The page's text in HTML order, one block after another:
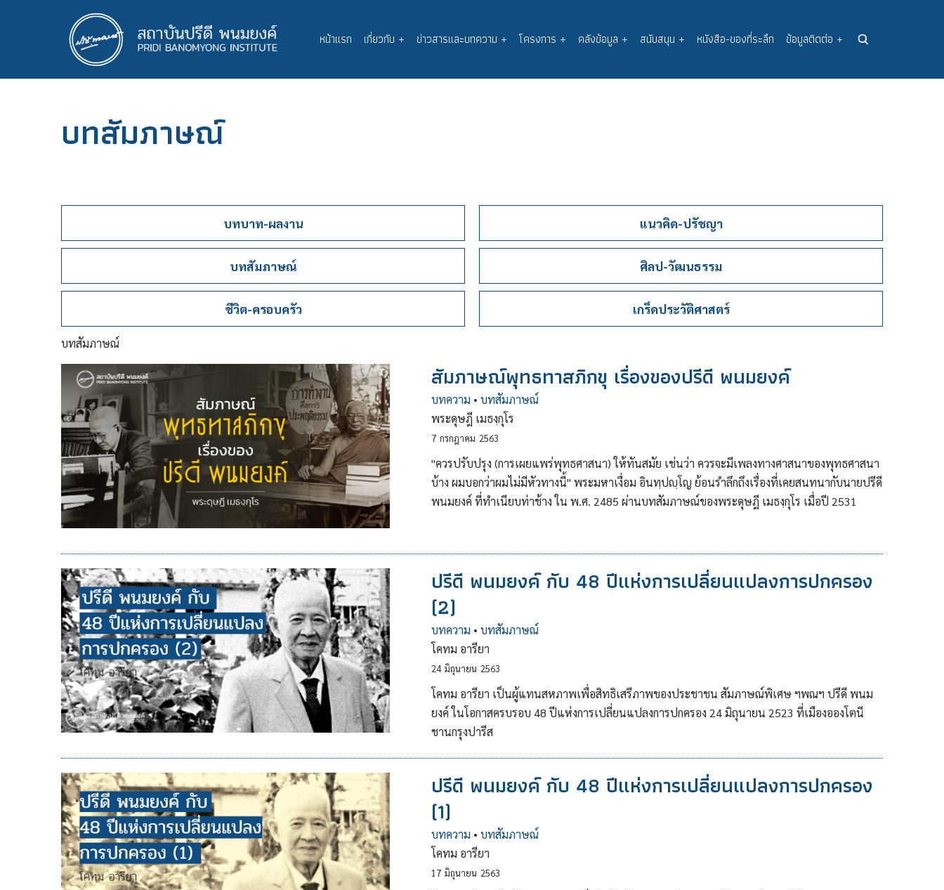
Main
navigation
หน้าแรก เกี่ยวกับ + ข่าวสารและบทความ + โครงการ + คลังข้อมูล + สนับสนุน + หนังสือ-ของที่ระลึก ข้อมูลติดต่อ +
บทสัมภาษณ์
บทบาท-ผลงาน แนวคิด-ปรัชญา
บทสัมภาษณ์ ศิลป-วัฒนธรรม
ชีวิต-ครอบครัว เกร็ดประวัติศาสตร์
บทสัมภาษณ์
สัมภาษณ์พุทธทาสภิกขุ เรื่องของปรีดี พนมยงค์
บทความ • บทสัมภาษณ์
พระดุษฎี เมธงฺกุโร
7 กรกฎาคม 2563
"ควรปรับปรุง (การเผยแพร่พุทธศาสนา) ให้ทันสมัย เช่นว่า ควรจะมีเพลงทางศาสนาของพุทธศาสนา
บ้าง ผมบอกว่าผมไม่มีหัวทางนี้" พระมหาเงื่อม อินทฺปญฺโญ ย้อนรำลึกถึงเรื่องที่เคยสนทนากับนายปรีดี
พนมยงค์ ที่ทำเนียบท่าช้าง ใน พ.ศ. 2485 ผ่านบทสัมภาษณ์ของพระดุษฎี เมธงฺกุโร เมื่อปี 2531
ปรีดี พนมยงค์ กับ 48 ปีแห่งการเปลี่ยนแปลงการปกครอง
(2)
บทความ • บทสัมภาษณ์
โคทม อารียา
24 มิถุนายน 2563
โคทม อารียา เป็นผู้แทนสหภาพเพื่อสิทธิเสรีภาพของประชาชน สัมภาษณ์พิเศษ ฯพณฯ ปรีดี พนม
ยงค์ ในโอกาสครบรอบ 48 ปีแห่งการเปลี่ยนแปลงการปกครอง 24 มิถุนายน 2523 ที่เมืองอองโตนี
ชานกรุงปารีส
ปรีดี พนมยงค์ กับ 48 ปีแห่งการเปลี่ยนแปลงการปกครอง
(1)
บทความ • บทสัมภาษณ์
โคทม อารียา
17 มิถุนายน 2563